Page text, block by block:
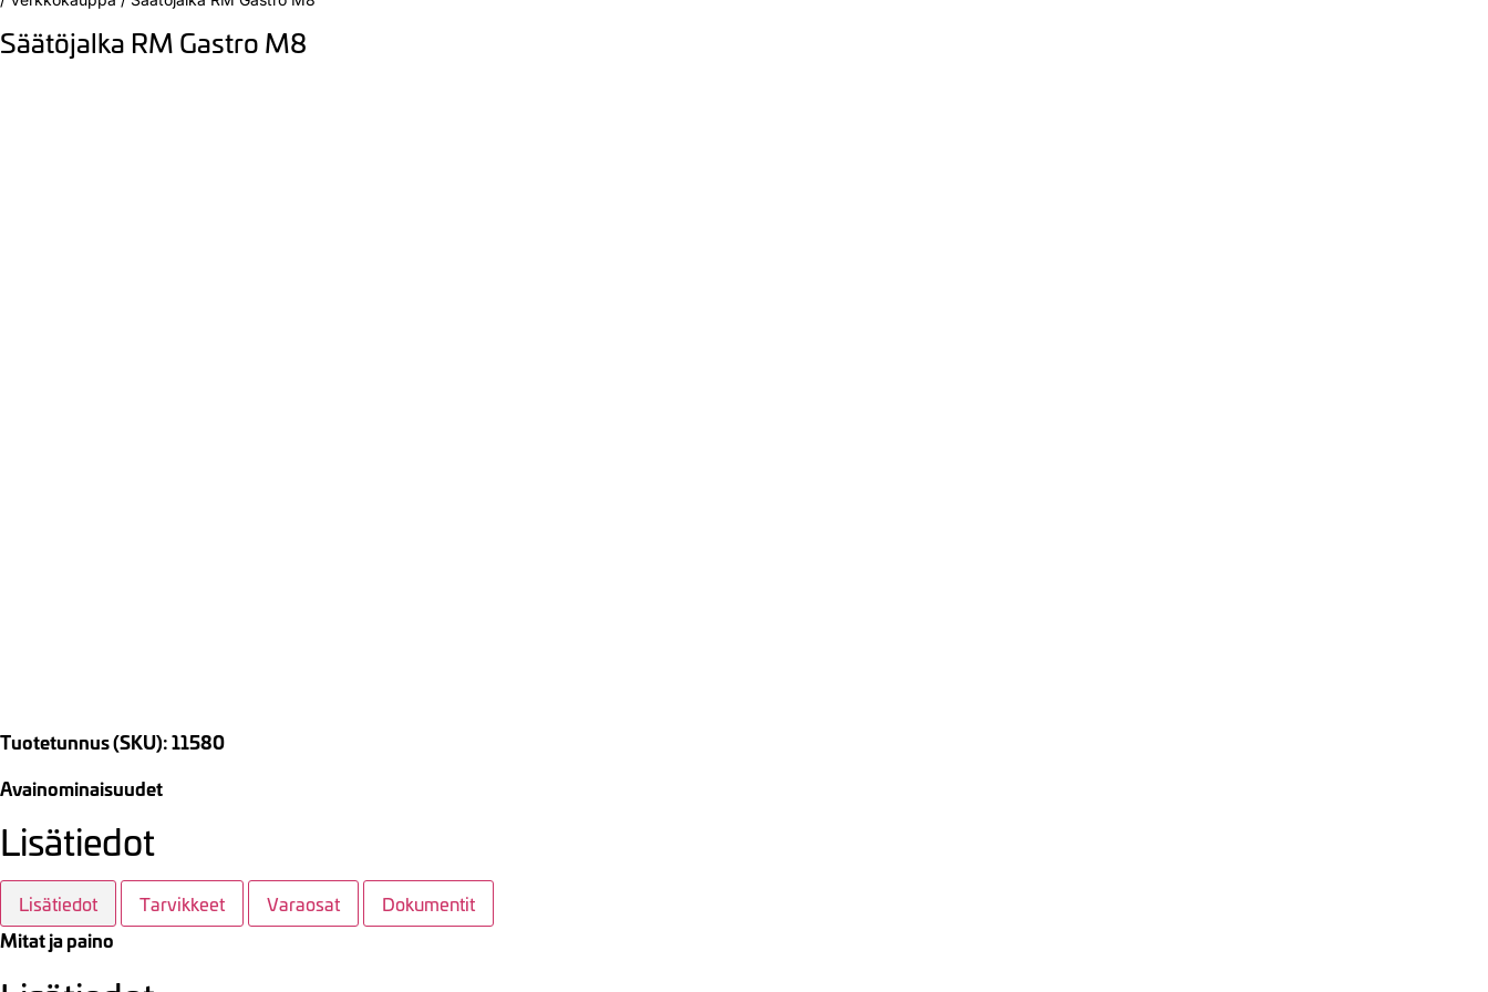
Säätöjalka RM Gastro M8
Tuotetunnus (SKU): 11580
Avainominaisuudet
Lisätiedot
Lisätiedot Tarvikkeet Varaosat Dokumentit
Mitat ja paino